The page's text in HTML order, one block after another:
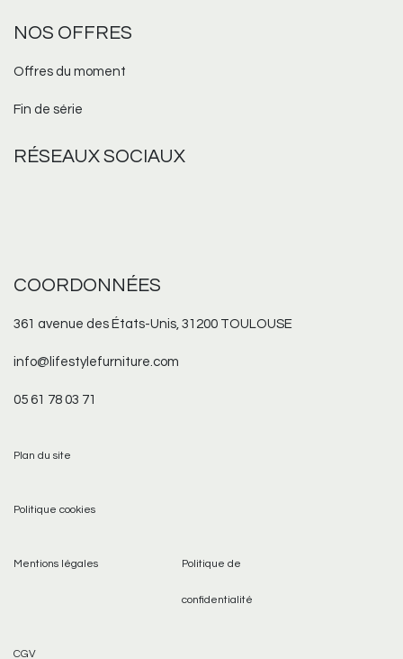
NOS OFFRES
Offres du moment
Fin de série
RÉSEAUXSOCIAUX
COORDONNÉES
361 avenue des États-Unis, 31200 TOULOUSE
info@lifestylefurniture.com
05 61 78 03 71
Plan du site
Politique cookies
Mentions légales Politique de
confidentialité
CGV